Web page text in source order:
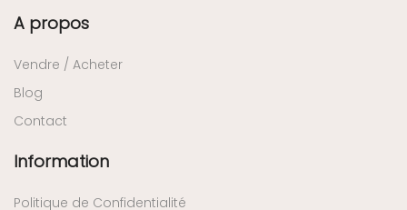
A propos
Vendre / Acheter
Blog
Contact
Information
Politique de Confidentialité